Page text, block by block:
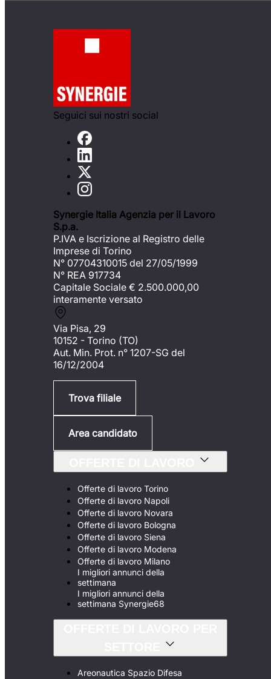
Seguici sui nostri social
Synergie Italia Agenzia per il Lavoro
S.p.a.
P.IVA e Iscrizione al Registro delle
Imprese di Torino
N° 07704310015 del 27/05/1999
N° REA 917734
Capitale Sociale € 2.500.000,00
interamente versato
Via Pisa, 29
10152 - Torino (TO)
Aut. Min. Prot. n° 1207-SG del
16/12/2004
Trova filiale
Area candidato
Offerte di lavoro Torino
Offerte di lavoro Napoli
Offerte di lavoro Novara
Offerte di lavoro Bologna
Offerte di lavoro Siena
Offerte di lavoro Modena
Offerte di lavoro Milano
I migliori annunci della
settimana
I migliori annunci della
settimana Synergie68
Areonautica Spazio Difesa